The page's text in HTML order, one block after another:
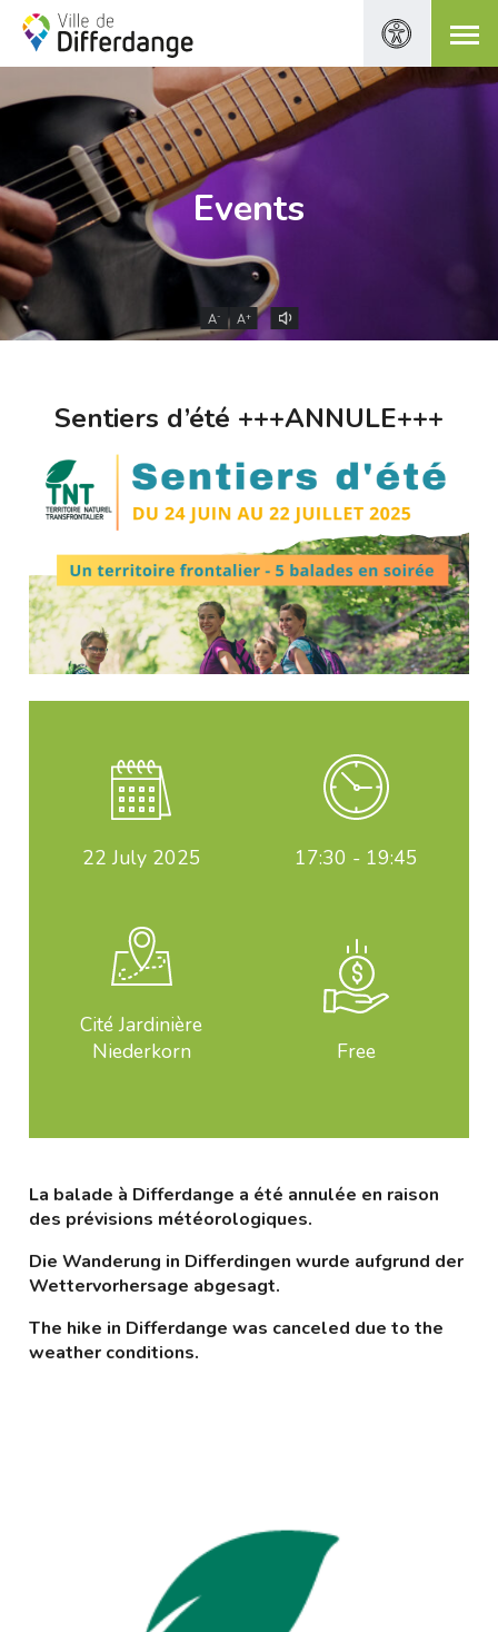
Events
A- A+
Sentiers d’été +++ANNULE+++
22 July 2025 17:30 - 19:45
Cité Jardinière
Niederkorn
Free
La balade à Differdange a été annulée en raison
des prévisions météorologiques.
Die Wanderung in Differdingen wurde aufgrund der
Wettervorhersage abgesagt.
The hike in Differdange was canceled due to the
weather conditions.